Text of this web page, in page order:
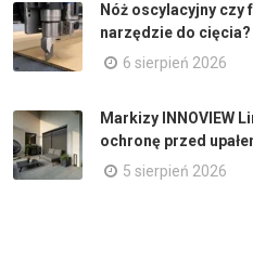
Nóż oscylacyjny czy
narzędzie do cięcia?
6 sierpień 2026
Markizy INNOVIEW
ochronę przed
5 sierpień 2026